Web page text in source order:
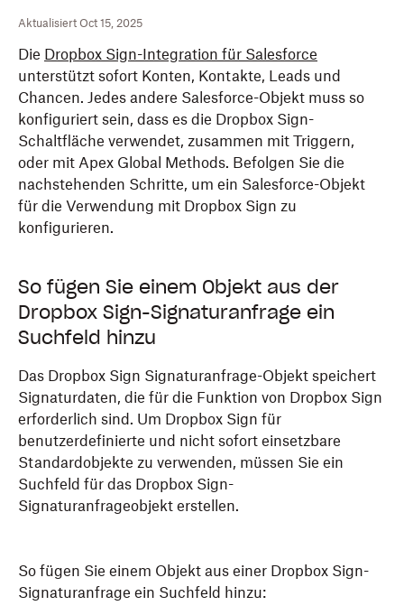
Aktualisiert Oct 15, 2025
Die Dropbox Sign-Integration für Salesforce
unterstützt sofort Konten, Kontakte, Leads und
Chancen. Jedes andere Salesforce-Objekt muss so
konfiguriert sein, dass es die Dropbox Sign-
Schaltfläche verwendet, zusammen mit Triggern,
oder mit Apex Global Methods. Befolgen Sie die
nachstehenden Schritte, um ein Salesforce-Objekt
für die Verwendung mit Dropbox Sign zu
konfigurieren.
So fügen Sie einem Objekt aus der
Dropbox Sign-Signaturanfrage ein
Suchfeld hinzu
Das Dropbox Sign Signaturanfrage-Objekt speichert
Signaturdaten, die für die Funktion von Dropbox Sign
erforderlich sind. Um Dropbox Sign für
benutzerdefinierte und nicht sofort einsetzbare
Standardobjekte zu verwenden, müssen Sie ein
Suchfeld für das Dropbox Sign-
Signaturanfrageobjekt erstellen.
So fügen Sie einem Objekt aus einer Dropbox Sign-
Signaturanfrage ein Suchfeld hinzu: